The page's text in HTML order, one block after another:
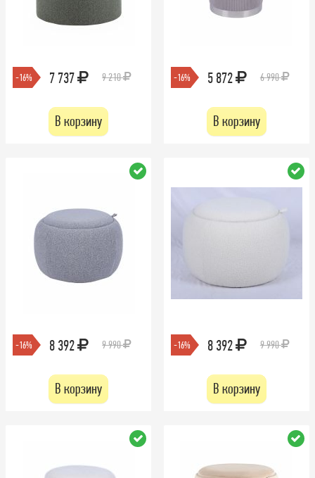
-16% 7 737 9 210
В корзину
-16% 5 872 6 990
В корзину
-16% 8 392 9 990
В корзину
-16% 8 392 9 990
В корзину